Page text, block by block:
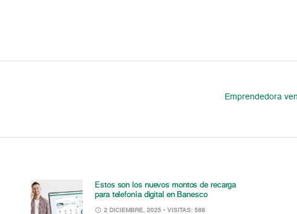
Emprendedora
Estos son los nuevos montos de recarga
para telefonía digital en Banesco
2 DICIEMBRE, 2025 • VISITAS: 588